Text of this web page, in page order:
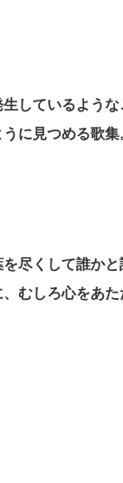
しているような
に見つめる歌集
尽くして誰か
むしろ心をあ